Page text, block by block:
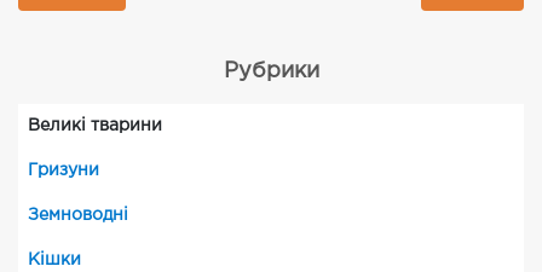
Рубрики
Великі тварини
Гризуни
Земноводні
Кішки